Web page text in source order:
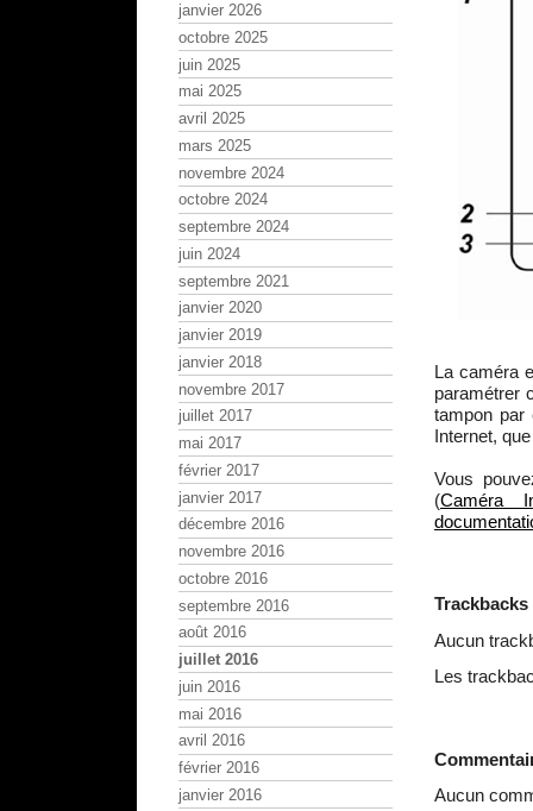
La caméra
paramétrer
tampon par
Internet,
Vous
(Caméra
Trackbacks
Aucun
Les
Aucun
janvier 2026
octobre 2025
juin 2025
mai 2025
avril 2025
mars 2025
novembre 2024
octobre 2024
septembre 2024
juin 2024
septembre 2021
janvier 2020
janvier 2019
janvier 2018
novembre 2017
juillet 2017
mai 2017
février 2017
janvier 2017
décembre 2016
novembre 2016
octobre 2016
septembre 2016
août 2016
juillet 2016
juin 2016
mai 2016
avril 2016
février 2016
janvier 2016